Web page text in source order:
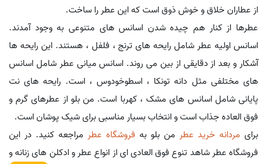
از عطاران خلاق و خوش ذوق است که این عطر را ساخت.
عطرها از کنار هم چیده شدن اسانس های متنوعی به وجود آمدند.
اسانس اولیه عطر شامل رایحه های ترنج ، فلفل ، هستند. این رایحه ها
آشکار و بعد از دقایقی از بین می روند. اسانس میانی عطر شامل اسانس
های مختلفی مثل دانه تونکا ، اسطوخودوس ، است. رایحه های نت
پایانی شامل اسانس های مشک ، کهربا است. من بلو از عطرهای گرم و
فوق العاده جذاب است و انتخاب بسیار مناسبی برای شیک پوشان است.
برای مردانه خرید عطر من بلو به فروشگاه عطر مراجعه کنید. در این
فروشگاه عطر شاهد تنوع فوق العادی ای از انواع عطر و ادکلن های زنانه و